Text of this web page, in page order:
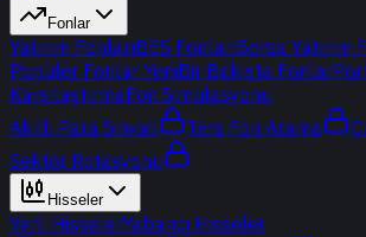
Fonlar
Yatırım FonlarıBES FonlarıBorsa Yatırım
Popüler Fonlar YeniBir Bakışta Fonlar
KarşılaştırmaFon Simülasyonu
Akıllı Para Sinyali
Ters Fon Arama
Sektör Rotasyonu
Hisseler
Yerli HisselerYabancı Hisseler